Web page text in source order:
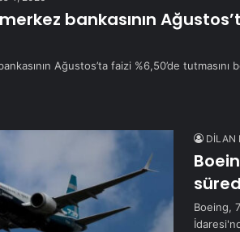
bankasının
Ağustos’ta faizi %6,50’de tutmasını
DİLAN
Boeing,